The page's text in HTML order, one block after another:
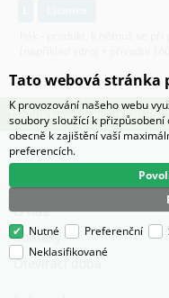
Technické oddělení: +420 553
O společnosti
O nás
Kontaky
Otevírací doba
Tato webová stránka
K provozování našeho webu
soubory sloužící k
obecně k zajištění vaší
preferencích.
Nutné Preferenční
Neklasifikované